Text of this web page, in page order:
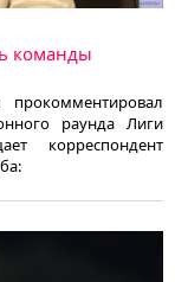
команды
раунда Лиги
корреспондент